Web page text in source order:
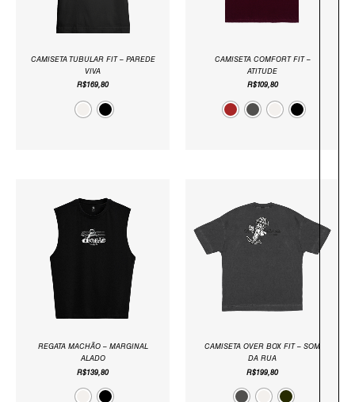
CAMISETA TUBULAR FIT – PAREDE
VIVA
R$169,80
CAMISETA COMFORT FIT –
ATITUDE
R$109,80
REGATA MACHÃO – MARGINAL
ALADO
R$139,80
CAMISETA OVER BOX FIT – SOM
DA RUA
R$199,80